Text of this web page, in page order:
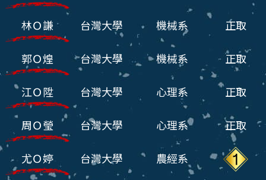
林Ｏ謙 台灣大學 機械系 正取
郭Ｏ煌 台灣大學 機械系 正取
江Ｏ陞 台灣大學 心理系 正取
周Ｏ瑩 台灣大學 心理系 正取
尤Ｏ婷 台灣大學 農經系